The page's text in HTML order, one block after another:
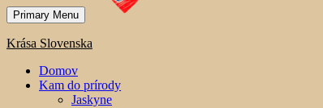
Primary Menu
Krása Slovenska
Domov
Kam do prírody
Jaskyne